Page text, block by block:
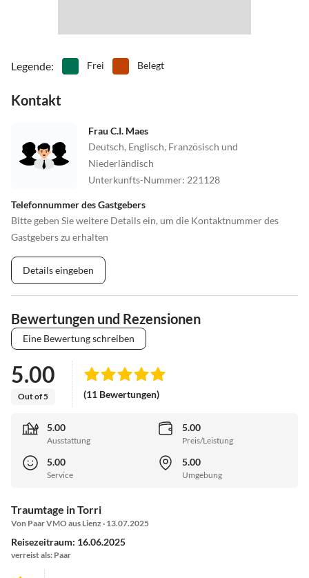
Legende: Frei Belegt
Kontakt
Frau C.I. Maes
Deutsch, Englisch, Französisch und
Niederländisch
Unterkunfts-Nummer: 221128
Telefonnummer des Gastgebers
Bitte geben Sie weitere Details ein, um die Kontaktnummer des
Gastgebers zu erhalten
Details eingeben
Bewertungen und Rezensionen
Eine Bewertung schreiben
5.00
Out of 5 (11 Bewertungen)
5.00
Ausstattung
5.00
Preis/Leistung
5.00
Service
5.00
Umgebung
Traumtage in Torri
Von Paar VMO aus Lienz · 13.07.2025
Reisezeitraum: 16.06.2025
verreist als: Paar